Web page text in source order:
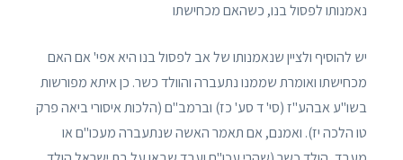
נאמנותו לפסול בנו, כשהאם מכחישתו
יש להוסיף ולציין שנאמנותו של אב לפסול בנו היא אפי' אם האם
מכחישתו ואומרת שממנו נתעברה והוולד כשר. כן איתא מפורשות
בשו"ע אבהע"ז (סי' ד סע' כז) וברמב"ם (הלכות איסורי ביאה פרק
טו הלכה יז). ואמנם, אם תאמר האשה שנתעברה מעכו"ם או